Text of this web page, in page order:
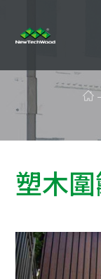
塑木